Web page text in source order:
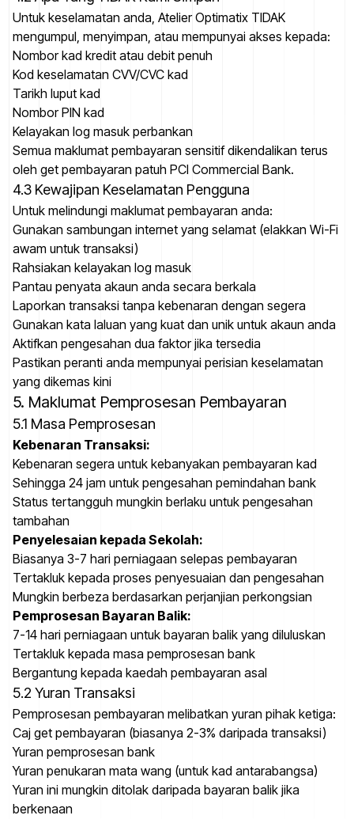
Untuk keselamatan anda, Atelier Optimatix TIDAK
mengumpul, menyimpan, atau mempunyai akses kepada:
Nombor kad kredit atau debit penuh
Kod keselamatan CVV/CVC kad
Tarikh luput kad
Nombor PIN kad
Kelayakan log masuk perbankan
Semua maklumat pembayaran sensitif dikendalikan terus
oleh get pembayaran patuh PCI Commercial Bank.
4.3 Kewajipan Keselamatan Pengguna
Untuk melindungi maklumat pembayaran anda:
Gunakan sambungan internet yang selamat (elakkan Wi-Fi
awam untuk transaksi)
Rahsiakan kelayakan log masuk
Pantau penyata akaun anda secara berkala
Laporkan transaksi tanpa kebenaran dengan segera
Gunakan kata laluan yang kuat dan unik untuk akaun anda
Aktifkan pengesahan dua faktor jika tersedia
Pastikan peranti anda mempunyai perisian keselamatan
yang dikemas kini
5. Maklumat Pemprosesan Pembayaran
5.1 Masa Pemprosesan
Kebenaran Transaksi:
Kebenaran segera untuk kebanyakan pembayaran kad
Sehingga 24 jam untuk pengesahan pemindahan bank
Status tertangguh mungkin berlaku untuk pengesahan
tambahan
Penyelesaian kepada Sekolah:
Biasanya 3-7 hari perniagaan selepas pembayaran
Tertakluk kepada proses penyesuaian dan pengesahan
Mungkin berbeza berdasarkan perjanjian perkongsian
Pemprosesan Bayaran Balik:
7-14 hari perniagaan untuk bayaran balik yang diluluskan
Tertakluk kepada masa pemprosesan bank
Bergantung kepada kaedah pembayaran asal
5.2 Yuran Transaksi
Pemprosesan pembayaran melibatkan yuran pihak ketiga:
Caj get pembayaran (biasanya 2-3% daripada transaksi)
Yuran pemprosesan bank
Yuran penukaran mata wang (untuk kad antarabangsa)
Yuran ini mungkin ditolak daripada bayaran balik jika
berkenaan